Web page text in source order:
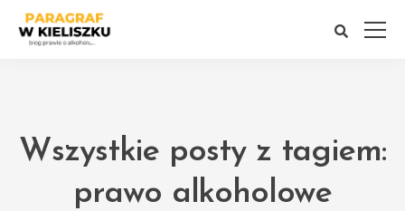
Wszystkie posty z tagiem:
prawo alkoholowe